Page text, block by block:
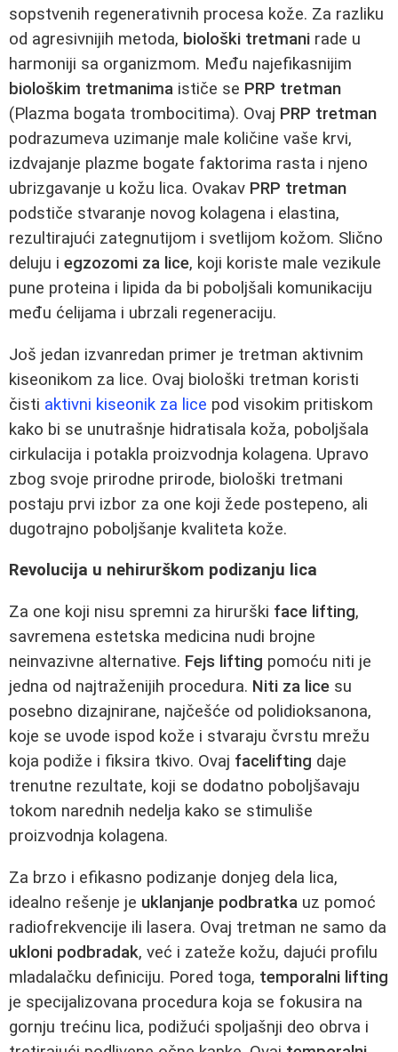
sopstvenih regenerativnih procesa kože. Za razliku
od agresivnijih metoda, biološki tretmani rade u
harmoniji sa organizmom. Među najefikasnijim
biološkim tretmanima ističe se PRP tretman
(Plazma bogata trombocitima). Ovaj PRP tretman
podrazumeva uzimanje male količine vaše krvi,
izdvajanje plazme bogate faktorima rasta i njeno
ubrizgavanje u kožu lica. Ovakav PRP tretman
podstiče stvaranje novog kolagena i elastina,
rezultirajući zategnutijom i svetlijom kožom. Slično
deluju i egzozomi za lice, koji koriste male vezikule
pune proteina i lipida da bi poboljšali komunikaciju
među ćelijama i ubrzali regeneraciju.
Još jedan izvanredan primer je tretman aktivnim
kiseonikom za lice. Ovaj biološki tretman koristi
čisti aktivni kiseonik za lice pod visokim pritiskom
kako bi se unutrašnje hidratisala koža, poboljšala
cirkulacija i potakla proizvodnja kolagena. Upravo
zbog svoje prirodne prirode, biološki tretmani
postaju prvi izbor za one koji žede postepeno, ali
dugotrajno poboljšanje kvaliteta kože.
Revolucija u nehirurškom podizanju lica
Za one koji nisu spremni za hirurški face lifting,
savremena estetska medicina nudi brojne
neinvazivne alternative. Fejs lifting pomoću niti je
jedna od najtraženijih procedura. Niti za lice su
posebno dizajnirane, najčešće od polidioksanona,
koje se uvode ispod kože i stvaraju čvrstu mrežu
koja podiže i fiksira tkivo. Ovaj facelifting daje
trenutne rezultate, koji se dodatno poboljšavaju
tokom narednih nedelja kako se stimuliše
proizvodnja kolagena.
Za brzo i efikasno podizanje donjeg dela lica,
idealno rešenje je uklanjanje podbratka uz pomoć
radiofrekvencije ili lasera. Ovaj tretman ne samo da
ukloni podbradak, već i zateže kožu, dajući profilu
mladalačku definiciju. Pored toga, temporalni lifting
je specijalizovana procedura koja se fokusira na
gornju trećinu lica, podižući spoljašnji deo obrva i